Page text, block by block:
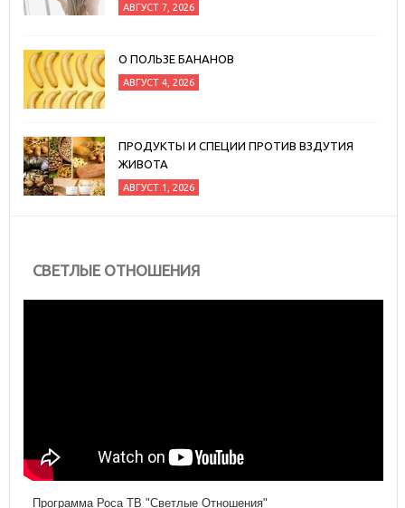
АВГУСТ 7, 2026
О ПОЛЬЗЕ БАНАНОВ
АВГУСТ 4, 2026
ПРОДУКТЫ И СПЕЦИИ ПРОТИВ ВЗДУТИЯ
ЖИВОТА
АВГУСТ 1, 2026
СВЕТЛЫЕ ОТНОШЕНИЯ
Программа Роса ТВ "Светлые Отношения"